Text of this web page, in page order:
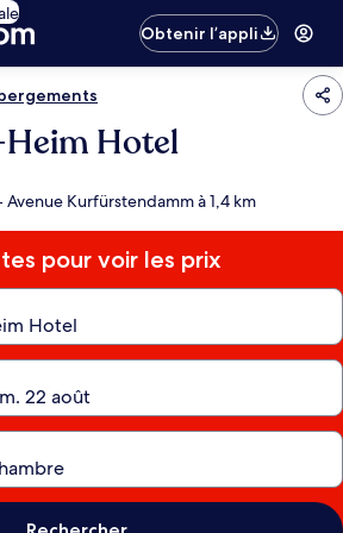
Obtenir l’appli
Hotel
Kurfürstendamm à 1,4 km
pour voir les prix